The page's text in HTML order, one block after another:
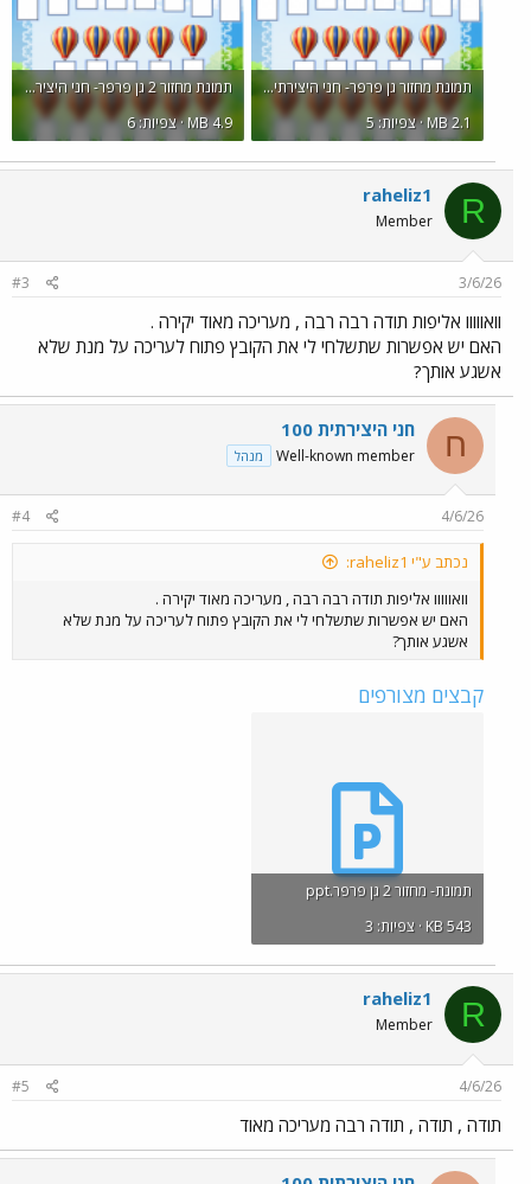
תמונת מחזור גן פרפר- חני היצירתית.png
2.1 MB · צפיות: 5
תמונת מחזור 2 גן פרפר- חני היצירתית.png
4.9 MB · צפיות: 6
R
raheliz1
Member
3/6/26
#3
וואווווו אליפות תודה רבה רבה , מעריכה מאוד יקירה .
האם יש אפשרות שתשלחי לי את הקובץ פתוח לעריכה על מנת שלא
אשגע אותך?
ח חני היצירתית 100
Well-known member מנהל
4/6/26
#4
נכתב ע"י raheliz1:
וואווווו אליפות תודה רבה רבה , מעריכה מאוד יקירה .
האם יש אפשרות שתשלחי לי את הקובץ פתוח לעריכה על מנת שלא
אשגע אותך?
קבצים מצורפים
תמונת- מחזור 2 גן פרפר.ppt
KB 543 · צפיות: 3
R
raheliz1
Member
4/6/26
#5
תודה , תודה , תודה רבה מעריכה מאוד